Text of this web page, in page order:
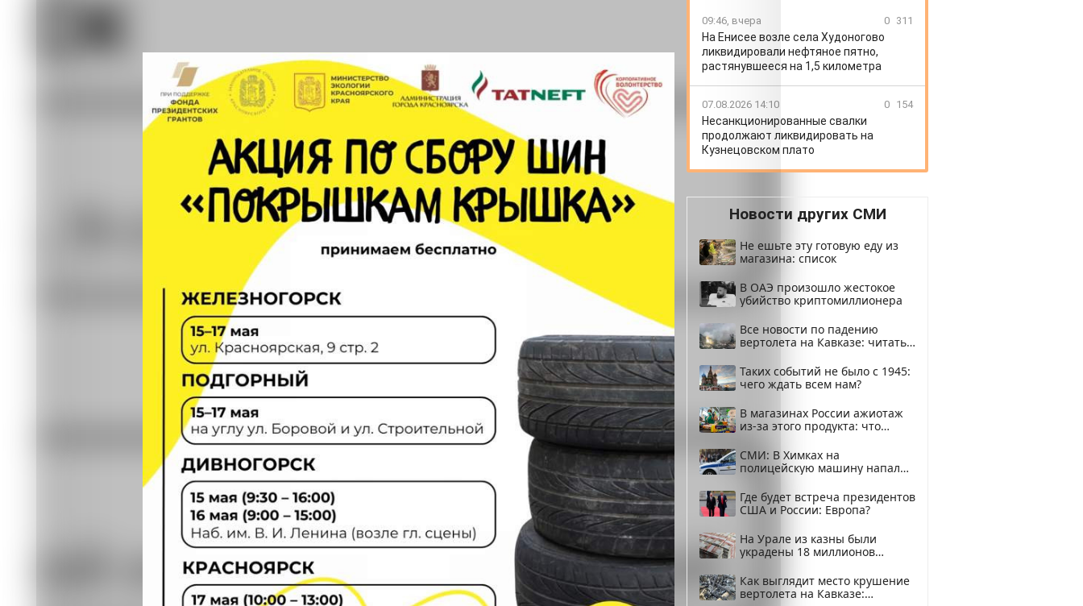
С 15 по 17 мая в Красноярске, Дивногорске и Железногорске пройдёт экологическая акция
«Покрышкам крышка». Жители смогут сдать старые автомобильные шины - их соберут и
отправят на переработку.
Акция проходит традиционно весной. после замены резины автовладельцы часто не знают,
куда сдать покрышки. Брошенные у мусорных баков, в оврагах или гаражных массивах шины
становятся серьёзной экологической угрозой.
Покрышки относятся к отходам IV класса опасности. В контейнерах для твёрдых
коммунальных отходов им не место. шины не разлагаются десятилетиями, при горении
выделяют токсичные вещества и создают среду для несанкционированных свалок.
А вот грамотная утилизация даёт резине вторую жизнь. Переработанные покрышки
превращаются в крошку, из которой затем делают безопасные покрытия для спортивных и
детских площадок, а также различные резиновые изделия.
Адреса и даты проведения акции
Железногорск - 15 - 17 мая по адресу. улица Красноярская, 9, стр. 2, в посёлке Подгорном - на
углу улиц Боровой и Строительной;
Красноярск - 17 мая, с 10.00 до 13.00, парковка на Красной площади;
Дивногорск - 15 мая с 9.30 до 16.00 и 16 мая с 9.00 до 15.00 по адресу. Торговый порт, Нижний
проезд, 12/2.
Инициатором выступает экологическое движение «Дальше».
Читайте также
08.08 09:46
На Енисее возле села Худоногово ликвидировали нефтяное пятно, растянувшееся на 1,5
километра
07.08 14:10
Несанкционированные свалки продолжают ликвидировать на Кузнецовском плато
31.07 16:20
Золотодобытчик заплатит 6,6 миллиона рублей за загрязнение реки в Ермаковском округе
30.07 09:59
Красноярцы возмущаются организацией раздельного сбора бытовых отходов
В Красноярске возбуждено уголовное дело на Первый кирпичный завод за выбросы
тяжёлых металлов
09:46, вчера 0 311
На Енисее возле села Худоногово
ликвидировали нефтяное пятно,
растянувшееся на 1,5 километра
07.08.2026 14:10 0 154
Несанкционированные свалки
продолжают ликвидировать на
Кузнецовском плато
Новости других СМИ
Не ешьте эту готовую еду из
магазина: список
В ОАЭ произошло жестокое
убийство криптомиллионера
Все новости по падению
вертолета на Кавказе: читать
Таких событий не было с 1945:
чего ждать всем нам?
В магазинах России ажиотаж
из-за этого продукта: что
СМИ: В Химках на
полицейскую машину напали
Где будет встреча президентов
США и России: Европа?
На Урале из казны были
украдены 18 миллионов
Как выглядит место крушение
вертолета на Кавказе: